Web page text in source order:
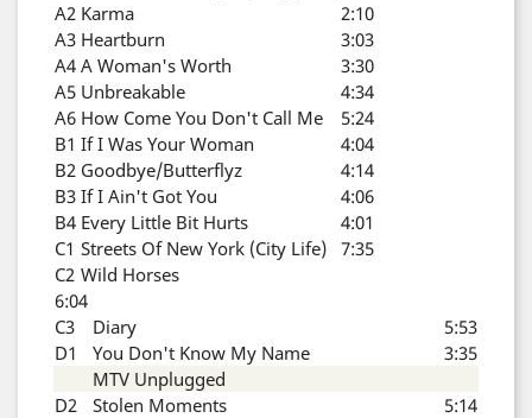
A2 Karma
2:10
A3 Heartburn
3:03
A4 A Woman's Worth
3:30
A5 Unbreakable
4:34
A6 How Come You Don't Call Me
5:24
B1 If I Was Your Woman
4:04
B2 Goodbye/Butterflyz
4:14
B3 If I Ain't Got You
4:06
B4 Every Little Bit Hurts
4:01
C1 Streets Of New York (City Life) 7:35
C2 Wild Horses
6:04
C3
Diary
5:53
D1
You Don't Know My Name
3:35
MTV Unplugged
D2
Stolen Moments
5:14